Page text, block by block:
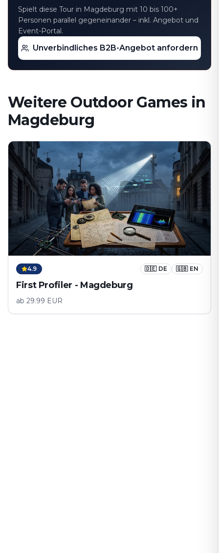
Spielt diese Tour in Magdeburg mit 10 bis 100+
Personen parallel gegeneinander – inkl. Angebot und
Event-Portal.
Unverbindliches B2B-Angebot anfordern
Weitere Outdoor Games in
Magdeburg
4.9 🇩🇪 DE 🇬🇧 EN
First Profiler - Magdeburg
ab 29.99 EUR